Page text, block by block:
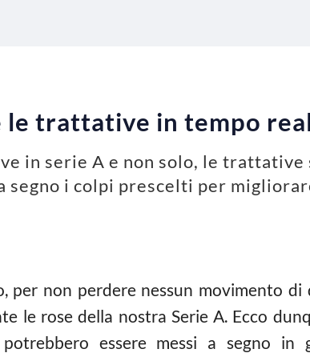
trattative in tempo
in serie A e non solo, le trattative
segno i colpi prescelti per
non perdere nessun movimento di
le rose della nostra Serie A. Ecco
essere messi a segno in